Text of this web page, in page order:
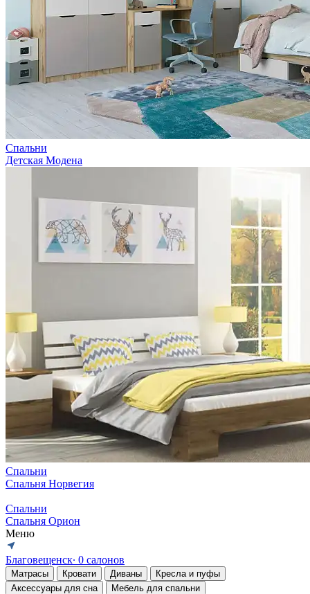
Спальни
Детская Модена
Спальни
Спальня Норвегия
Спальни
Спальня Орион
Меню
Благовещенск∙ 0 салонов
Матрасы Кровати Диваны
Кресла и пуфы
Аксессуары для сна
Мебель для спальни